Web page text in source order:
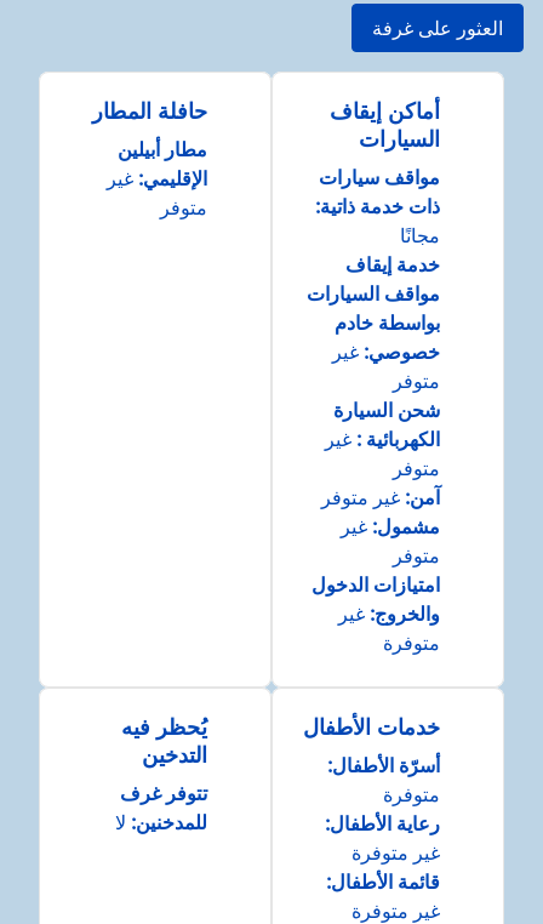
العثور على غرفة
أماكن إيقاف
السيارات
مواقف سيارات
ذات خدمة ذاتية:
مجانًا
خدمة إيقاف
مواقف السيارات
بواسطة خادم
خصوصي: غير
متوفر
شحن السيارة
الكهربائية : غير
متوفر
آمن: غير متوفر
مشمول: غير
متوفر
امتيازات الدخول
والخروج: غير
متوفرة
حافلة المطار
مطار أبيلين
الإقليمي: غير
متوفر
خدمات الأطفال
أسرّة الأطفال:
متوفرة
رعاية الأطفال:
غير متوفرة
قائمة الأطفال:
غير متوفرة
يُحظر فيه
التدخين
تتوفر غرف
للمدخنين: لا